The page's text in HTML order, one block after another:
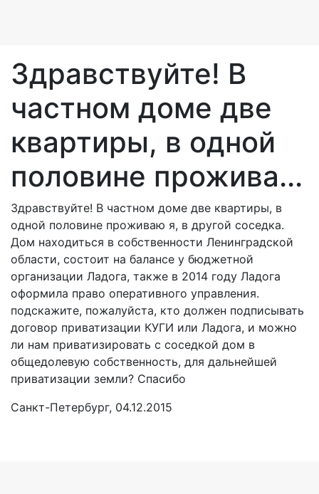
Здравствуйте! В
частном доме две
квартиры, в одной
половине прожива...
Здравствуйте! В частном доме две квартиры, в
одной половине проживаю я, в другой соседка.
Дом находиться в собственности Ленинградской
области, состоит на балансе у бюджетной
организации Ладога, также в 2014 году Ладога
оформила право оперативного управления.
подскажите, пожалуйста, кто должен подписывать
договор приватизации КУГИ или Ладога, и можно
ли нам приватизировать с соседкой дом в
общедолевую собственность, для дальнейшей
приватизации земли? Спасибо
Санкт-Петербург, 04.12.2015